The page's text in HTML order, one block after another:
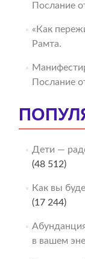
Послание
«Как
Рамта.
Послание
Дети —
(48 512)
Как вы
(17 244)
в вашем